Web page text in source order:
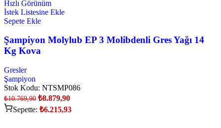
Hızlı Görünüm
İstek Listesine Ekle
Sepete Ekle
Şampiyon Molylub EP 3 Molibdenli Gres Yağı 14
Kg Kova
Gresler
Şampiyon
Stok Kodu: NTSMP086
₺10.769,90 ₺8.879,90
Sepette: ₺6.215,93